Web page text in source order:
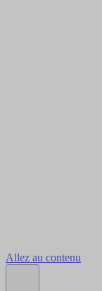
Allez au contenu